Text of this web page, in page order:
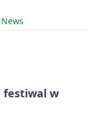
festiwal w